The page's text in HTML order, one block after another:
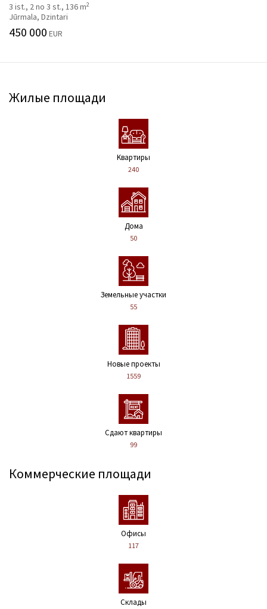
3 ist., 2 no 3 st., 136 m2
Jūrmala, Dzintari
450 000 EUR
Жилые площади
Kвартиры
240
Дома
50
Земельные участки
55
Новые проекты
1559
Сдают квартиры
99
Коммерческие площади
Офисы
117
Склады